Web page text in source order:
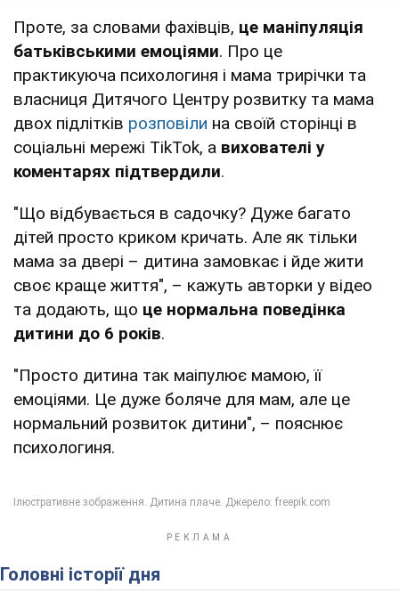
Проте, за словами фахівців, це маніпуляція
батьківськими емоціями. Про це
практикуюча психологиня і мама трирічки та
власниця Дитячого Центру розвитку та мама
двох підлітків розповіли на своїй сторінці в
соціальні мережі TikTok, а вихователі у
коментарях підтвердили.
"Що відбувається в садочку? Дуже багато
дітей просто криком кричать. Але як тільки
мама за двері – дитина замовкає і йде жити
своє краще життя", – кажуть авторки у відео
та додають, що це нормальна поведінка
дитини до 6 років.
"Просто дитина так маіпулює мамою, її
емоціями. Це дуже боляче для мам, але це
нормальний розвиток дитини", – пояснює
психологиня.
Головні історії дня